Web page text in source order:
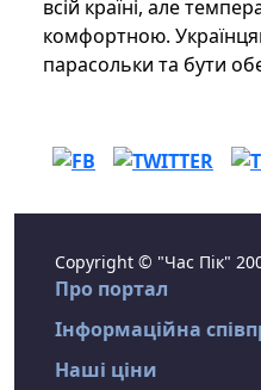
всій країні, але
комфортною.
парасольки та бути
Copyright © "Час Пік"
Про портал
Інформаційна
Наші ціни